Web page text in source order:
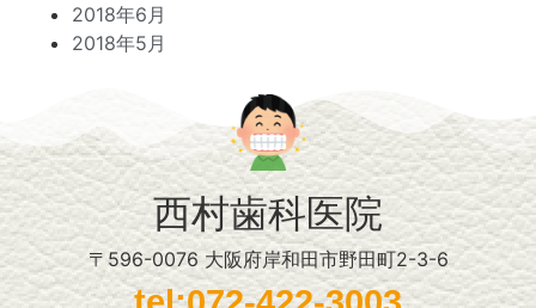
2018年6月
2018年5月
西村歯科医院
〒596-0076 大阪府岸和田市野田町2-3-6